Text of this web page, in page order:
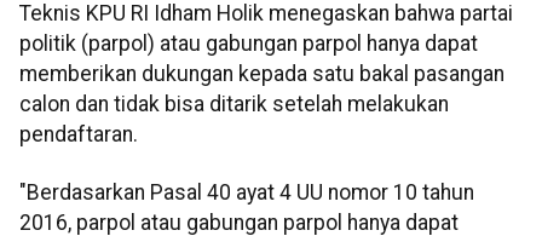
Teknis KPU RI Idham Holik menegaskan bahwa partai
politik (parpol) atau gabungan parpol hanya dapat
memberikan dukungan kepada satu bakal pasangan
calon dan tidak bisa ditarik setelah melakukan
pendaftaran.
"Berdasarkan Pasal 40 ayat 4 UU nomor 10 tahun
2016, parpol atau gabungan parpol hanya dapat